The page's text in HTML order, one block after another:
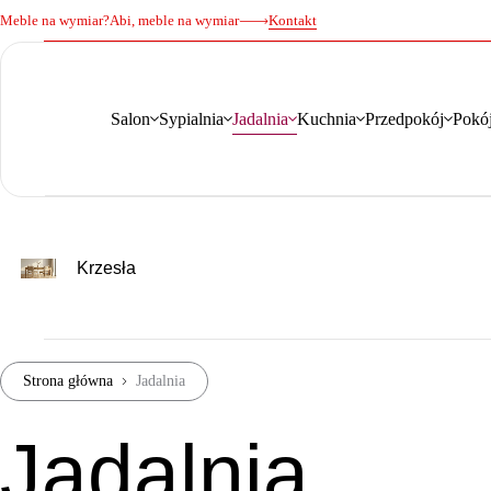
Meble na wymiar?Abi, meble na wymiar Kontakt
Salon Sypialnia Jadalnia Kuchnia Przedpokój
Krzesła
Strona główna Jadalnia